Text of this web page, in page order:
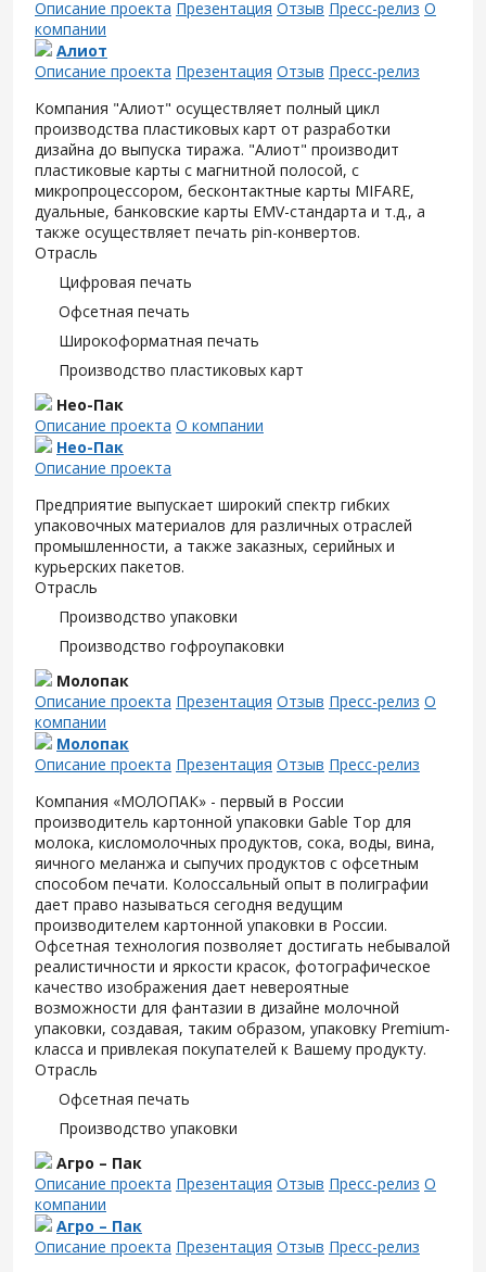
Описание проекта Презентация Отзыв Пресс-релиз О
компании
Алиот
Описание проекта Презентация Отзыв Пресс-релиз
Компания "Алиот" осуществляет полный цикл
производства пластиковых карт от разработки
дизайна до выпуска тиража. "Алиот" производит
пластиковые карты с магнитной полосой, с
микропроцессором, бесконтактные карты MIFARE,
дуальные, банковские карты EMV-стандарта и т.д., а
также осуществляет печать pin-конвертов.
Отрасль
Цифровая печать
Офсетная печать
Широкоформатная печать
Производство пластиковых карт
Нео-Пак
Описание проекта О компании
Нео-Пак
Описание проекта
Предприятие выпускает широкий спектр гибких
упаковочных материалов для различных отраслей
промышленности, а также заказных, серийных и
курьерских пакетов.
Отрасль
Производство упаковки
Производство гофроупаковки
Молопак
Описание проекта Презентация Отзыв Пресс-релиз О
компании
Молопак
Описание проекта Презентация Отзыв Пресс-релиз
Компания «МОЛОПАК» - первый в России
производитель картонной упаковки Gable Top для
молока, кисломолочных продуктов, сока, воды, вина,
яичного меланжа и сыпучих продуктов с офсетным
способом печати. Колоссальный опыт в полиграфии
дает право называться сегодня ведущим
производителем картонной упаковки в России.
Офсетная технология позволяет достигать небывалой
реалистичности и яркости красок, фотографическое
качество изображения дает невероятные
возможности для фантазии в дизайне молочной
упаковки, создавая, таким образом, упаковку Premium-
класса и привлекая покупателей к Вашему продукту.
Отрасль
Офсетная печать
Производство упаковки
Агро – Пак
Описание проекта Презентация Отзыв Пресс-релиз О
компании
Агро – Пак
Описание проекта Презентация Отзыв Пресс-релиз